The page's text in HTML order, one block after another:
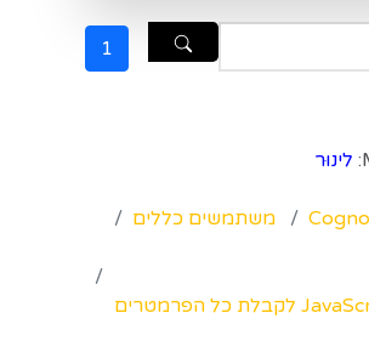
1
לינוּר
משתמשים כללים
פונקציית JavaScript לקבלת כל הפרמטרים